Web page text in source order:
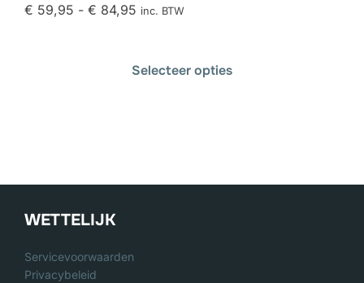
€ 59,95 - € 84,95 inc. BTW
Selecteer opties
WETTELIJK
Servicevoorwaarden
Privacybeleid